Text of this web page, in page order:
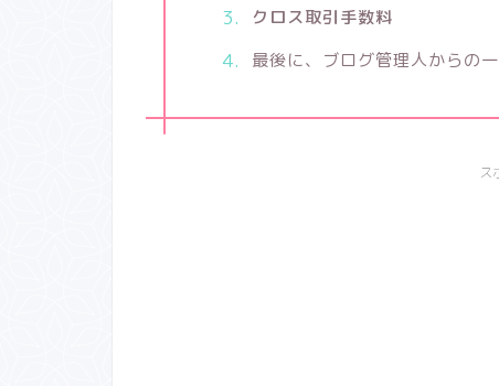
クロス取引手数料
最後に、ブログ管理人からの
ス